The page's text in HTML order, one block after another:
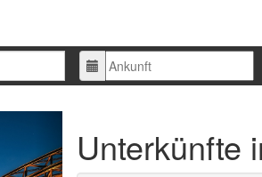
Ankunft
Unterkünfte